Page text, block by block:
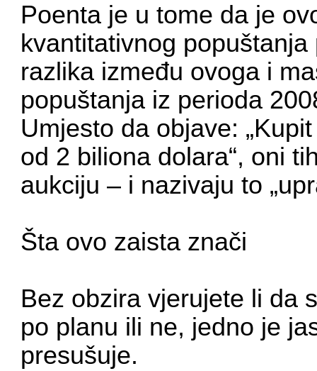
Poenta je u tome da je
kvantitativnog
razlika između ovoga i
popuštanja iz perioda
Umjesto da objave:
od 2 biliona dolara“, oni
aukciju – i nazivaju to
Šta ovo zaista znači
Bez obzira vjerujete li da
po planu ili ne, jedno je
presušuje.